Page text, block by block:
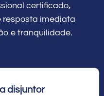
certificado,
resposta imediata
e tranquilidade.
disjuntor